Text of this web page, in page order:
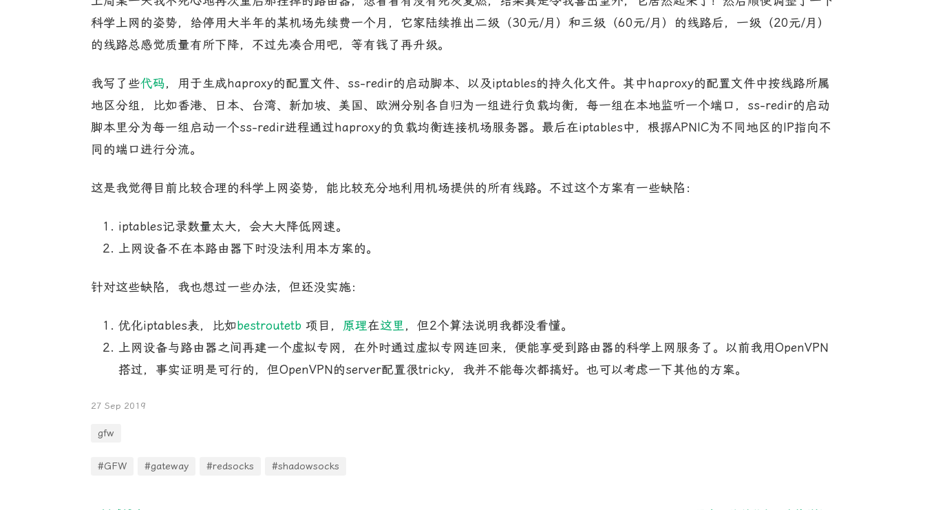
科学上网的姿势，给停用大半年的某机场先续费一个月，它家陆续推出二级（30元/月）和三级（60元/月）的线路后，一级（20元/月）
的线路总感觉质量有所下降，不过先凑合用吧，等有钱了再升级。
我写了些代码，用于生成haproxy的配置文件、ss-redir的启动脚本、以及iptables的持久化文件。其中haproxy的配置文件中按线路所属
地区分组，比如香港、日本、台湾、新加坡、美国、欧洲分别各自归为一组进行负载均衡，每一组在本地监听一个端口，ss-redir的启动
脚本里分为每一组启动一个ss-redir进程通过haproxy的负载均衡连接机场服务器。最后在iptables中，根据APNIC为不同地区的IP指向不
同的端口进行分流。
这是我觉得目前比较合理的科学上网姿势，能比较充分地利用机场提供的所有线路。不过这个方案有一些缺陷：
iptables记录数量太大，会大大降低网速。
上网设备不在本路由器下时没法利用本方案的。
针对这些缺陷，我也想过一些办法，但还没实施：
优化iptables表，比如bestroutetb 项目， 原理在这里，但2个算法说明我都没看懂。
上网设备与路由器之间再建一个虚拟专网，在外时通过虚拟专网连回来，便能享受到路由器的科学上网服务了。以前我用OpenVPN
搭过，事实证明是可行的，但OpenVPN的server配置很tricky，我并不能每次都搞好。也可以考虑一下其他的方案。
27 Sep 2019
gfw
#GFW #gateway #redsocks #shadowsocks